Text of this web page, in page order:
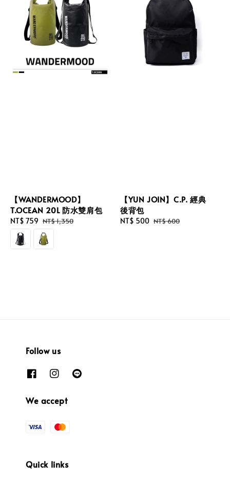
【WANDERMOOD】
T.OCEAN 20L 防水雙肩包
Sale
price
NT$ 759 Regular
price
NT$ 1,350
【YUN JOIN】C.P. 經典
後背包
Sale
NT$ 500 Regular
NT$ 600
Follow us
We accept
Quick links